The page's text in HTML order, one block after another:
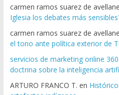
carmen ramos suarez de
Iglesia los debates más
carmen ramos suarez de
el tono ante política exterior de
servicios de marketing online 360
doctrina sobre la inteligencia
ARTURO FRANCO T. en